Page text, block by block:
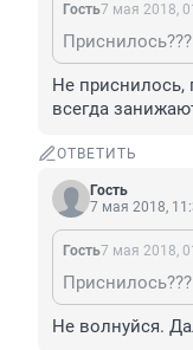
Гость7 мая 2018,
Не приснилось,
всегда
ОТВЕТИТЬ
Гость
7 мая 2018,
Гость7 мая 2018,
Не волнуйся.